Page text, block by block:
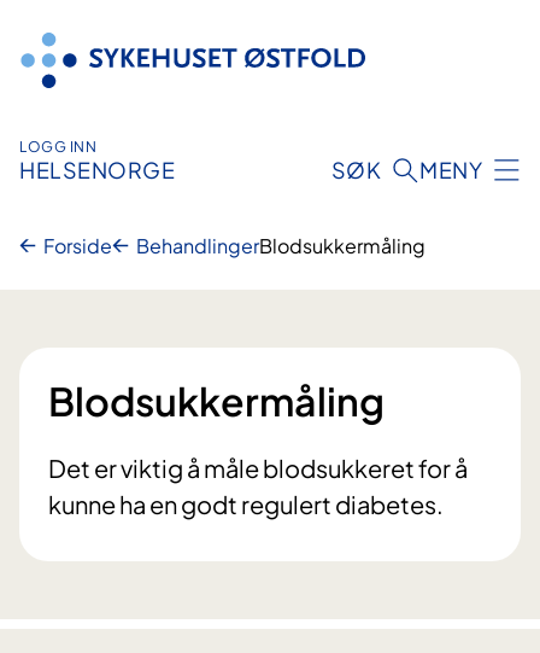
innhold
LOGG INN
HELSENORGE SØK MENY
Forside BehandlingerBlodsukkermåling
Blodsukkermåling
Det er viktig å måle blodsukkeret for å
kunne ha en godt regulert diabetes.